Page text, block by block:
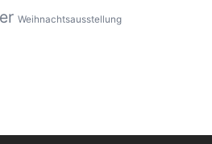
Weihnachtsausstellung